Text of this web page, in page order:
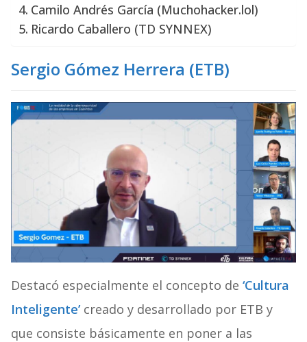
Camilo Andrés García (Muchohacker.lol)
Ricardo Caballero (TD SYNNEX)
Sergio Gómez Herrera (ETB)
Destacó especialmente el concepto de ‘Cultura
Inteligente’creado y desarrollado por ETB y
que consiste básicamente en poner a las